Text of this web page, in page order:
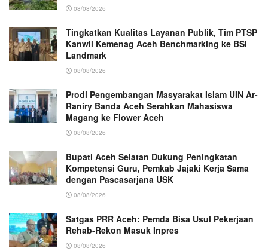
08/08/2026
Tingkatkan Kualitas Layanan Publik, Tim PTSP
Kanwil Kemenag Aceh Benchmarking ke BSI
Landmark
08/08/2026
Prodi Pengembangan Masyarakat Islam UIN Ar-
Raniry Banda Aceh Serahkan Mahasiswa
Magang ke Flower Aceh
08/08/2026
Bupati Aceh Selatan Dukung Peningkatan
Kompetensi Guru, Pemkab Jajaki Kerja Sama
dengan Pascasarjana USK
08/08/2026
Satgas PRR Aceh: Pemda Bisa Usul Pekerjaan
Rehab-Rekon Masuk Inpres
08/08/2026